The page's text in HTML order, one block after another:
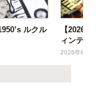
ルクル
【2026年
ィンテー...
2026年8月6